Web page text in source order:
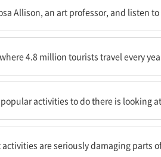
Allison, an art professor, and listen
4.8 million tourists travel every
activities to do there is looking
are seriously damaging parts